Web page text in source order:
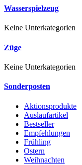
Wasserspielzeug
Keine Unterkategorien
Züge
Keine Unterkategorien
Sonderposten
Aktionsprodukte
Auslaufartikel
Bestseller
Empfehlungen
Frühling
Ostern
Weihnachten